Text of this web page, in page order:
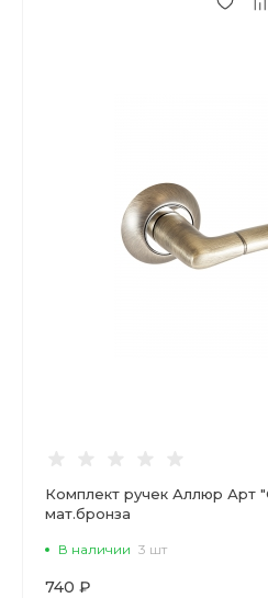
Комплект ручек Аллюр Арт
мат.бронза
В наличии 3 шт
740 ₽